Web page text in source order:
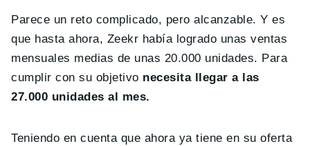
Parece un reto complicado, pero alcanzable. Y es
que hasta ahora, Zeekr había logrado unas ventas
mensuales medias de unas 20.000 unidades. Para
cumplir con su objetivo necesita llegar a las
27.000 unidades al mes.
Teniendo en cuenta que ahora ya tiene en su oferta